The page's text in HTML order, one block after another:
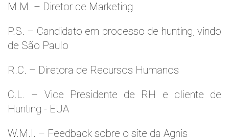
M.M. – Diretor de Marketing
P.S. – Candidato em processo de hunting, vindo
de São Paulo
R.C. – Diretora de Recursos Humanos
C.L. – Vice Presidente de RH e cliente de
Hunting - EUA
W.M.l. – Feedback sobre o site da Agnis